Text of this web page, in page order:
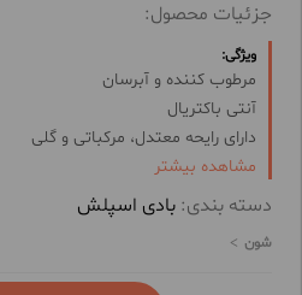
جزئیات محصول:
ویژگی:
مرطوب کننده و آبرسان
آنتی باکتریال
دارای رایحه معتدل، مرکباتی و گلی
ماندگاری بالا و مناسب
محصول مشترک ایران و آلمان
مشاهده بیشتر
دسته بندی: بادی اسپلش
شون